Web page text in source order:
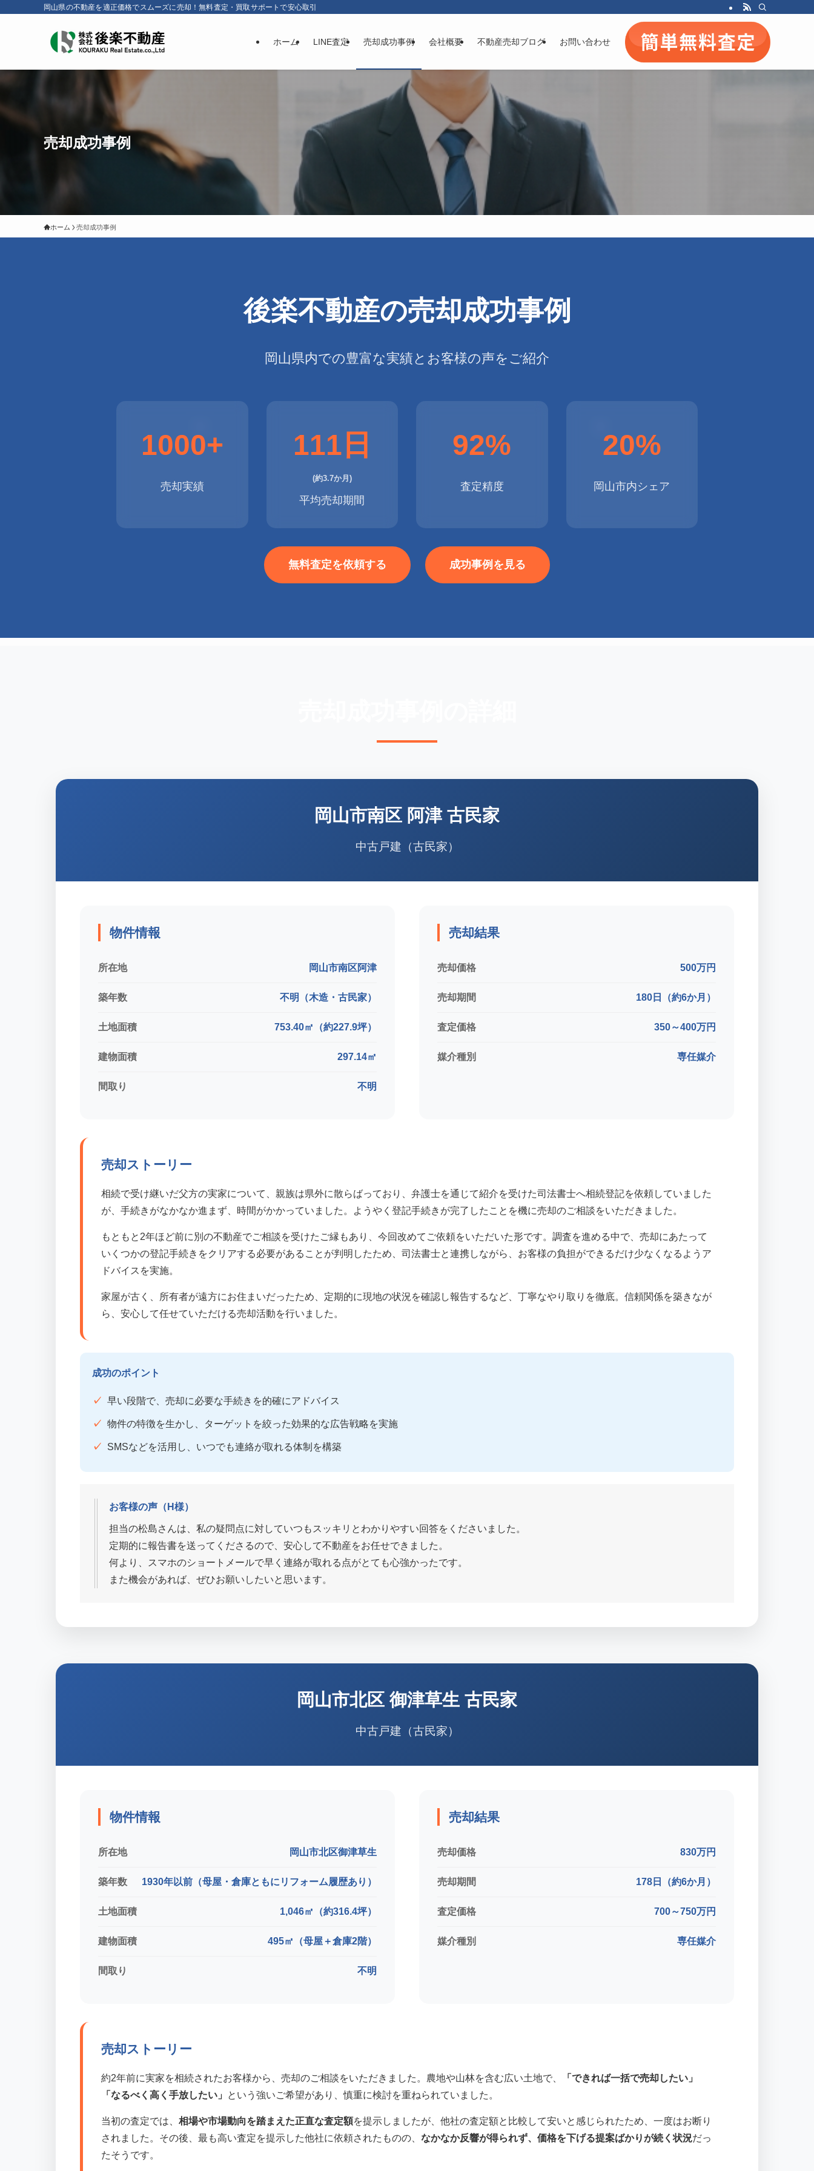
岡山県の不動産を適正価格でスムーズに売却！無料査定・買取サポートで安心取引
ホーム LINE査定 売却成功事例 会社概要 不動産売却ブログ お問い合わせ
売却成功事例
ホーム 売却成功事例
後楽不動産の売却成功事例
岡山県内での豊富な実績と お客様の声をご紹介
1000+
売却実績
111日
(約3.7か月)
平均売却期間
92%
査定精度
20%
岡山市内シェア
無料査定を依頼する 成功事例を見る
岡山市南区 阿津 古民家
中古戸建（古民家）
物件情報
所在地 岡山市南区阿津
築年数 不明（木造・古民家）
土地面積 753.40㎡（約227.9坪）
建物面積 297.14㎡
間取り 不明
売却結果
売却価格 500万円
売却期間 180日（約6か月）
査定価格 350～400万円
媒介種別 専任媒介
売却ストーリー
相続で受け継いだ父方の実家について、親族は県外に散らばっており、弁護士を通じて紹介を受けた司法書士へ相続登記を依頼していました
が、手続きがなかなか進まず、時間がかかっていました。ようやく登記手続きが完了したことを機に売却のご相談をいただきました。
もともと2年ほど前に別の不動産でご相談を受けたご縁もあり、今回改めてご依頼をいただいた形です。調査を進める中で、売却にあたって
いくつかの登記手続きをクリアする必要があることが判明したため、司法書士と連携しながら、お客様の負担ができるだけ少なくなるようア
ドバイスを実施。
家屋が古く、所有者が遠方にお住まいだったため、定期的に現地の状況を確認し報告するなど、丁寧なやり取りを徹底。信頼関係を築きなが
ら、安心して任せていただける売却活動を行いました。
成功のポイント
早い段階で、売却に必要な手続きを的確にアドバイス
物件の特徴を生かし、ターゲットを絞った効果的な広告戦略を実施
SMSなどを活用し、いつでも連絡が取れる体制を構築
お客様の声（H様）
担当の松島さんは、私の疑問点に対していつもスッキリとわかりやすい回答をくださいました。
定期的に報告書を送ってくださるので、安心して不動産をお任せできました。
何より、スマホのショートメールで早く連絡が取れる点がとても心強かったです。
また機会があれば、ぜひお願いしたいと思います。
岡山市北区 御津草生 古民家
中古戸建（古民家）
物件情報
所在地 岡山市北区御津草生
築年数 1930年以前（母屋・倉庫ともにリフォーム履歴あり）
土地面積 1,046㎡（約316.4坪）
建物面積 495㎡（母屋＋倉庫2階）
間取り 不明
売却結果
売却価格 830万円
売却期間 178日（約6か月）
査定価格 700～750万円
媒介種別 専任媒介
売却ストーリー
約2年前に実家を相続されたお客様から、売却のご相談をいただきました。農地や山林を含む広い土地で、
「できれば一括で売却したい」
「なるべく高く手放したい」
という強いご希望があり、慎重に検討を重ねられていました。
当初の査定では、 相場や市場動向を踏まえた正直な査定額を提示しましたが、他社の査定額と比較して安いと感じられたため、一度はお断り
されました。その後、最も高い査定を提示した他社に依頼されたものの、 なかなか反響が得られず、価格を下げる提案ばかりが続く状況だっ
たそうです。